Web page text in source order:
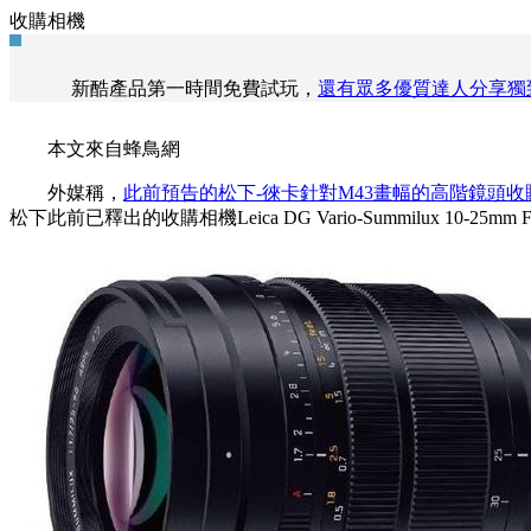
收購相機
新酷產品第一時間免費試玩， 還有眾多優質達人分享
本文來自蜂鳥網
外媒稱， 此前預告的松下-徠卡針對M43畫幅的高階鏡頭
松下此前已釋出的收購相機Leica DG Vario-Summilux 10-